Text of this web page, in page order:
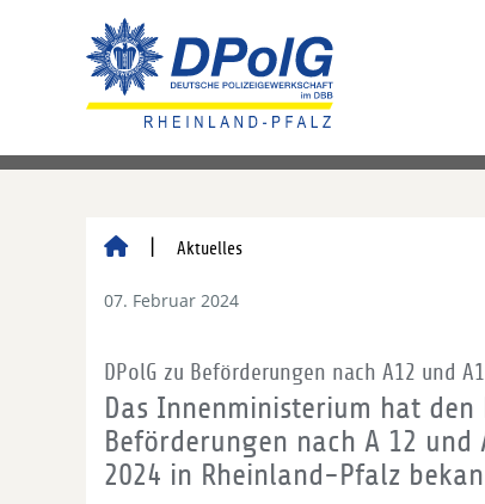
Aktuelles
07. Februar 2024
DPolG zu Beförderungen nach A12 und
Das Innenministerium hat
Beförderungen nach A 12
2024 in Rheinland-Pfalz